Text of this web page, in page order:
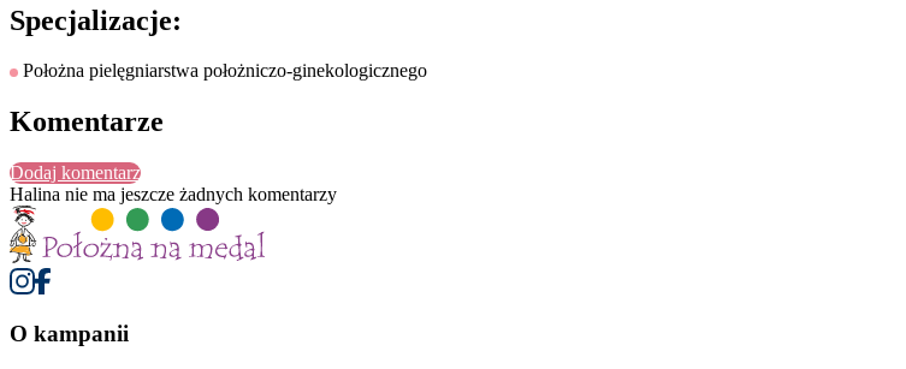
Specjalizacje:
Położna pielęgniarstwa położniczo-ginekologicznego
Komentarze
Dodaj komentarz
Halina nie ma jeszcze żadnych komentarzy
O kampanii